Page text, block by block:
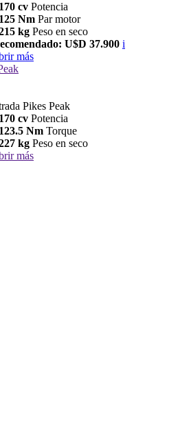
170 cv Potencia
125 Nm Par motor
kg Peso en seco
U$D 37.900 i
más
Pikes Peak
170 cv Potencia
123.5 Nm Torque
kg Peso en seco
más